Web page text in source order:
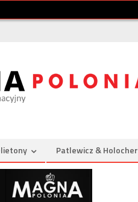
Patlewicz & Holocher